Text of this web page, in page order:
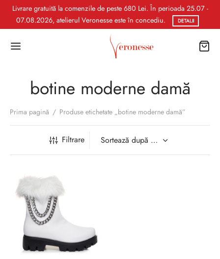
Livrare gratuită la comenzile de peste 680 Lei. În perioada 25.07 -
07.08.2026, atelierul Veronesse este în concediu.
DETALII
botine moderne damă
Prima pagină / Produse etichetate „botine moderne damă”
Filtrare